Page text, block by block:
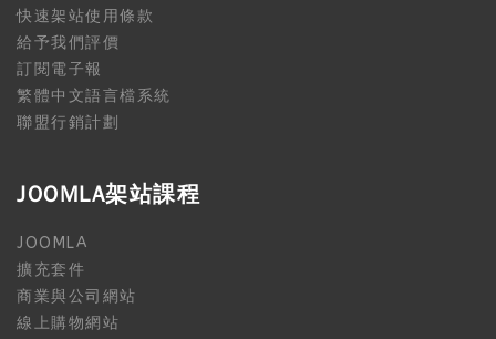
快速架站使用條款
給予我們評價
訂閱電子報
繁體中文語言檔系統
聯盟行銷計劃
JOOMLA架站課程
JOOMLA
擴充套件
商業與公司網站
線上購物網站